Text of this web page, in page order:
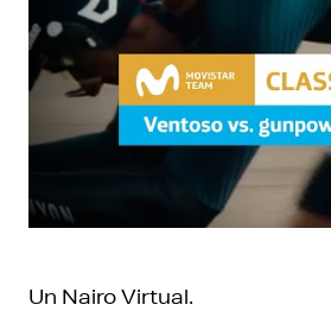
Un Nairo Virtual.